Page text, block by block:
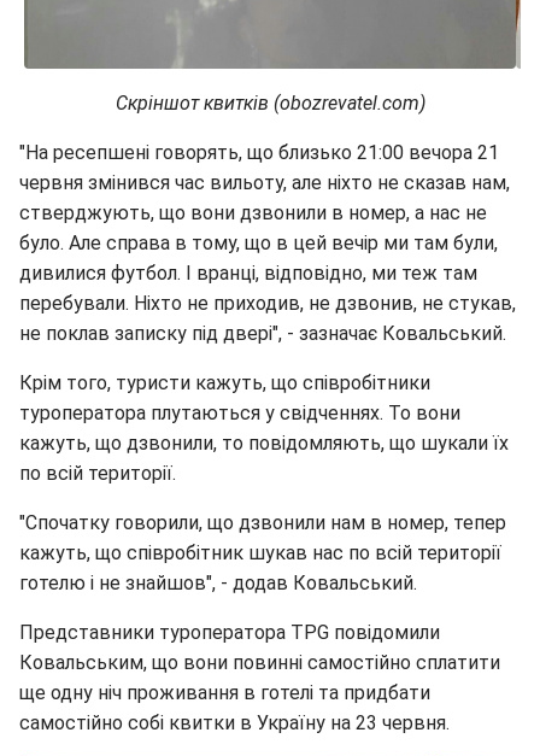
Скріншот квитків (obozrevatel.com)
"На ресепшені говорять, що близько 21:00 вечора 21
червня змінився час вильоту, але ніхто не сказав нам,
стверджують, що вони дзвонили в номер, а нас не
було. Але справа в тому, що в цей вечір ми там були,
дивилися футбол. І вранці, відповідно, ми теж там
перебували. Ніхто не приходив, не дзвонив, не стукав,
не поклав записку під двері", - зазначає Ковальський.
Крім того, туристи кажуть, що співробітники
туроператора плутаються у свідченнях. То вони
кажуть, що дзвонили, то повідомляють, що шукали їх
по всій території.
"Спочатку говорили, що дзвонили нам в номер, тепер
кажуть, що співробітник шукав нас по всій території
готелю і не знайшов", - додав Ковальський.
Представники туроператора TPG повідомили
Ковальським, що вони повинні самостійно сплатити
ще одну ніч проживання в готелі та придбати
самостійно собі квитки в Україну на 23 червня.